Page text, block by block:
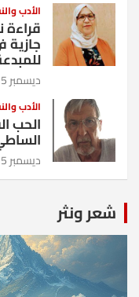
الأدب
قراءة
ديسمبر 15, 2025
الأدب
الحب
ديسمبر 15, 2025
شعر ونثر